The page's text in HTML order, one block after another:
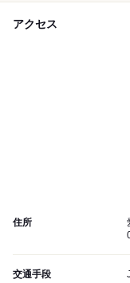
アクセス
住所
交通手段